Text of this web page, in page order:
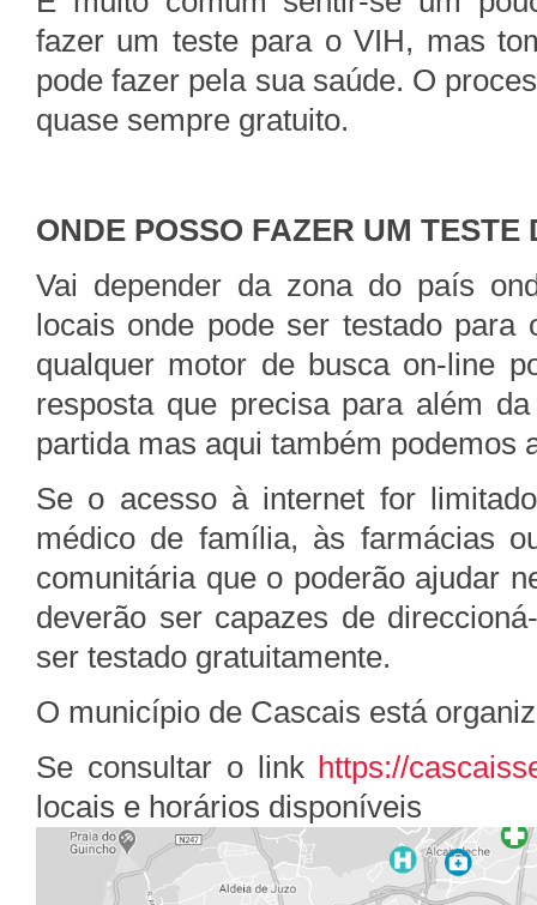
fazer um teste para o VIH, mas
pode fazer pela sua saúde. O
quase sempre gratuito.
ONDE POSSO FAZER UM TESTE
Vai depender da zona do país
locais onde pode ser testado
qualquer motor de busca on-line
resposta que precisa para além
partida mas aqui também podemos
Se o acesso à internet for
médico de família, às farmácias
comunitária que o poderão ajudar
deverão ser capazes de
ser testado gratuitamente.
O município de Cascais está
Se consultar o link https://
locais e horários disponíveis